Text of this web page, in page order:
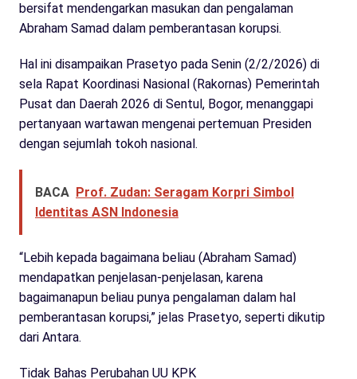
bersifat mendengarkan masukan dan pengalaman
Abraham Samad dalam pemberantasan korupsi.
Hal ini disampaikan Prasetyo pada Senin (2/2/2026) di
sela Rapat Koordinasi Nasional (Rakornas) Pemerintah
Pusat dan Daerah 2026 di Sentul, Bogor, menanggapi
pertanyaan wartawan mengenai pertemuan Presiden
dengan sejumlah tokoh nasional.
BACA Prof. Zudan: Seragam Korpri Simbol
Identitas ASN Indonesia
“Lebih kepada bagaimana beliau (Abraham Samad)
mendapatkan penjelasan-penjelasan, karena
bagaimanapun beliau punya pengalaman dalam hal
pemberantasan korupsi,” jelas Prasetyo, seperti dikutip
dari Antara.
Tidak Bahas Perubahan UU KPK